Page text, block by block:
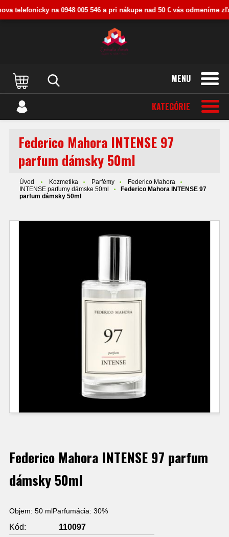
MENU
KATEGÓRIE
Federico Mahora INTENSE 97
parfum dámsky 50ml
Úvod Kozmetika Parfémy
Federico Mahora
INTENSE parfumy dámske 50ml
Federico Mahora INTENSE 97
parfum dámsky 50ml
Federico Mahora INTENSE 97 parfum
dámsky 50ml
Objem: 50 mlParfumácia: 30%
Kód:
110097
telefonicky na 0948 005 546 a pri nákupe nad 50 € vás odmeníme